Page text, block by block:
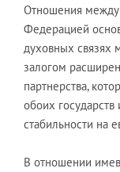
Отношения между
Федерацией
духовных связях
залогом
партнерства,
обоих
стабильности на
В отношении